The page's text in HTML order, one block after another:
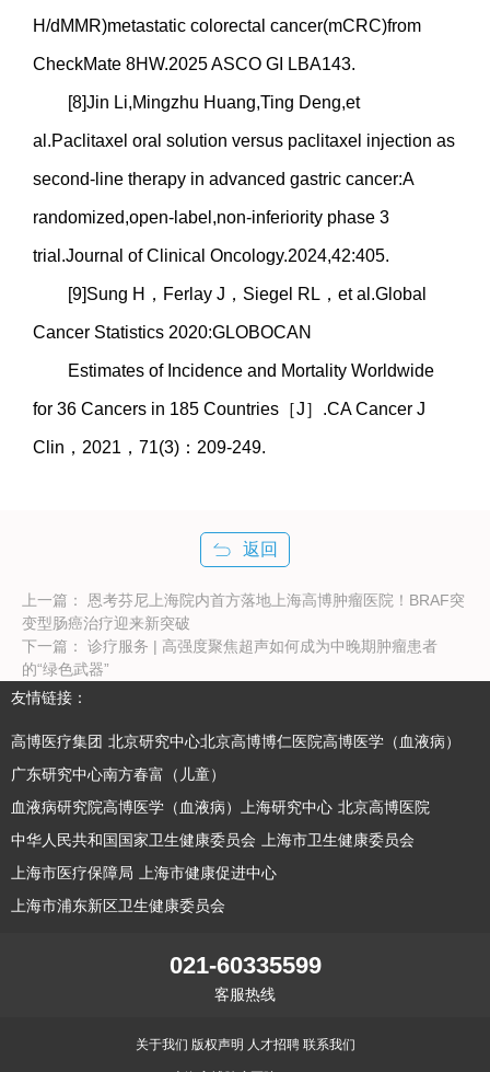
H/dMMR)metastatic colorectal cancer(mCRC)from
CheckMate 8HW.2025 ASCO GI LBA143.
[8]Jin Li,Mingzhu Huang,Ting Deng,et
al.Paclitaxel oral solution versus paclitaxel injection as
second-line therapy in advanced gastric cancer:A
randomized,open-label,non-inferiority phase 3
trial.Journal of Clinical Oncology.2024,42:405.
[9]Sung H，Ferlay J，Siegel RL，et al.Global
Cancer Statistics 2020:GLOBOCAN
Estimates of Incidence and Mortality Worldwide
for 36 Cancers in 185 Countries［J］.CA Cancer J
Clin，2021，71(3)：209-249.
返回
上一篇：
恩考芬尼上海院内首方落地上海高博肿瘤医院！BRAF突
变型肠癌治疗迎来新突破
下一篇：
诊疗服务 | 高强度聚焦超声如何成为中晚期肿瘤患者
的“绿色武器”
友情链接：
高博医疗集团 北京研究中心北京高博博仁医院高博医学（血液病）
广东研究中心南方春富（儿童）
血液病研究院高博医学（血液病）上海研究中心 北京高博医院
中华人民共和国国家卫生健康委员会
上海市卫生健康委员会
上海市医疗保障局
上海市健康促进中心
上海市浦东新区卫生健康委员会
021-60335599
客服热线
关于我们 版权声明 人才招聘 联系我们